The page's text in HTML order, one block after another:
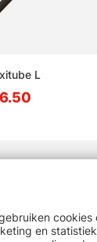
L
en